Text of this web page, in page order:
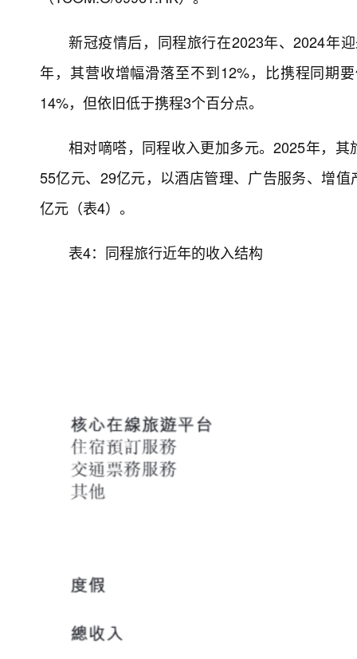
新冠疫情后，同程旅行在2023年、2024年
年，其营收增幅滑落至不到12%，比携程同期
14%，但依旧低于携程3个百分点。
相对嘀嗒，同程收入更加多元。2025年，
55亿元、29亿元，以酒店管理、广告服务、增
亿元（表4）。
表4：同程旅行近年的收入结构